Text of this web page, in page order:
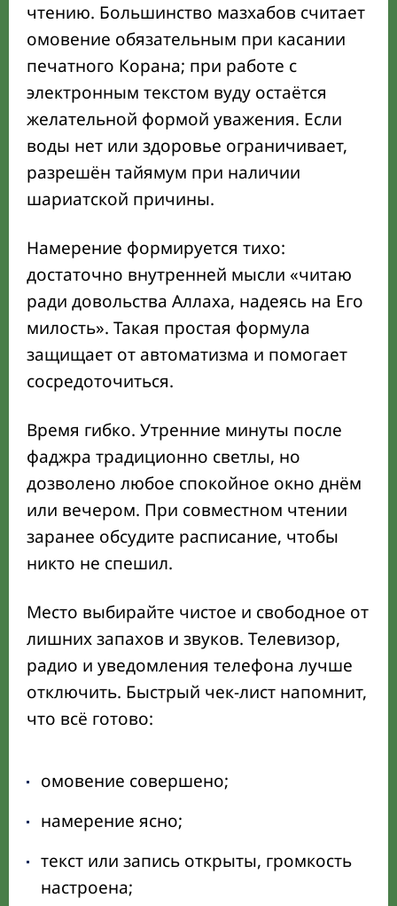
чтению. Большинство мазхабов считает
омовение обязательным при касании
печатного Корана; при работе с
электронным текстом вуду остаётся
желательной формой уважения. Если
воды нет или здоровье ограничивает,
разрешён тайямум при наличии
шариатской причины.
Намерение формируется тихо:
достаточно внутренней мысли «читаю
ради довольства Аллаха, надеясь на Его
милость». Такая простая формула
защищает от автоматизма и помогает
сосредоточиться.
Время гибко. Утренние минуты после
фаджра традиционно светлы, но
дозволено любое спокойное окно днём
или вечером. При совместном чтении
заранее обсудите расписание, чтобы
никто не спешил.
Место выбирайте чистое и свободное от
лишних запахов и звуков. Телевизор,
радио и уведомления телефона лучше
отключить. Быстрый чек-лист напомнит,
что всё готово:
омовение совершено;
намерение ясно;
текст или запись открыты, громкость
настроена;